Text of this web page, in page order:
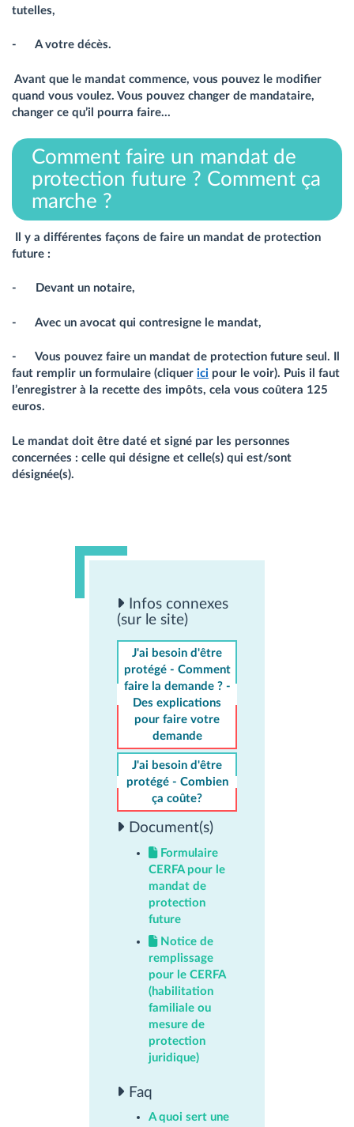
tutelles,
- A votre décès.
Avant que le mandat commence, vous pouvez le modifier
quand vous voulez. Vous pouvez changer de mandataire,
changer ce qu’il pourra faire…
Comment faire un mandat de
protection future ? Comment ça
marche ?
Il y a différentes façons de faire un mandat de protection
future :
- Devant un notaire,
- Avec un avocat qui contresigne le mandat,
- Vous pouvez faire un mandat de protection future seul. Il
faut remplir un formulaire (cliquer ici pour le voir). Puis il faut
l’enregistrer à la recette des impôts, cela vous coûtera 125
euros.
Le mandat doit être daté et signé par les personnes
concernées : celle qui désigne et celle(s) qui est/sont
désignée(s).
Infos connexes
(sur le site)
J'ai besoin d'être
protégé - Comment
faire la demande ? -
Des explications
pour faire votre
demande
J'ai besoin d'être
protégé - Combien
ça coûte?
Document(s)
Formulaire
CERFA pour le
mandat de
protection
future
Notice de
remplissage
pour le CERFA
(habilitation
familiale ou
mesure de
protection
juridique)
Faq
A quoi sert une